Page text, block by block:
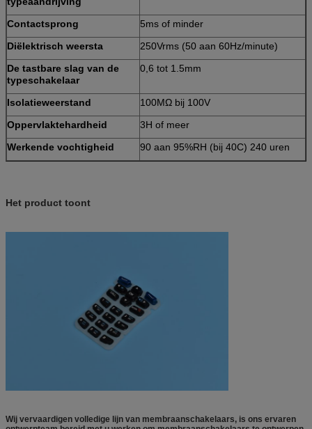
Contactsprong
5ms of minder
Diëlektrisch weersta
250Vrms (50 aan 60Hz/minute)
De tastbare slag van de
typeschakelaar
0,6 tot 1.5mm
Isolatieweerstand
100MΩ bij 100V
Oppervlaktehardheid
3H of meer
Werkende vochtigheid
90 aan 95%RH (bij 40C) 240 uren
Het product toont
Wij vervaardigen volledige lijn van membraanschakelaars, is ons ervaren